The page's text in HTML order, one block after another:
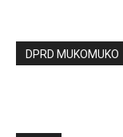
DPRD MUKOMUKO